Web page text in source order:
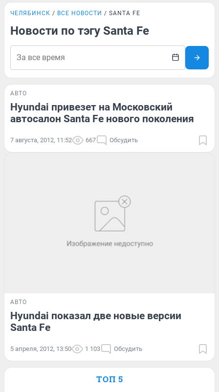
ЧЕЛЯБИНСК ВСЕ НОВОСТИ SANTA FE
Новости по тэгу Santa Fe
АВТО
Hyundai привезет на Московский
автосалон Santa Fe нового поколения
7 августа, 2012, 11:52 667 Обсудить
АВТО
Hyundai показал две новые версии
Santa Fe
5 апреля, 2012, 13:50 1 103 Обсудить
ТОП 5